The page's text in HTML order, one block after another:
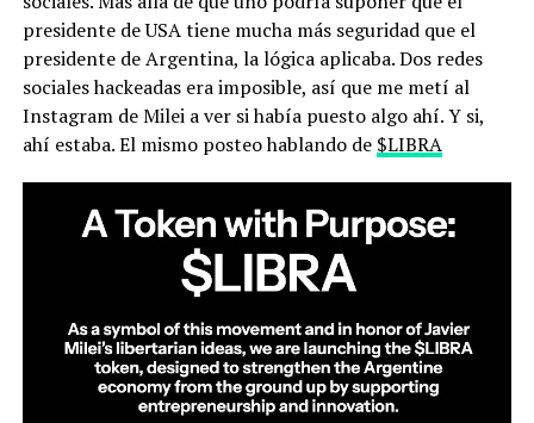
presidente de USA tiene mucha más seguridad que el
presidente de Argentina, la lógica aplicaba. Dos redes
sociales hackeadas era imposible, así que me metí al
Instagram de Milei a ver si había puesto algo ahí. Y si,
ahí estaba. El mismo posteo hablando de $LIBRA